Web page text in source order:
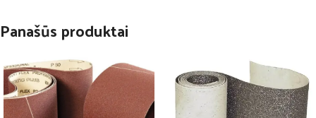
Panašūs produktai